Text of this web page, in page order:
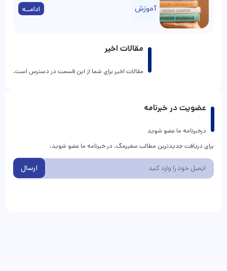
مقالات اخیر
مقالات اخیر برای شما از این قسمت در دسترس است.
آموزش ادامــه
عضویت در خبرنامه
درخبرنامه ما عضو شوید
برای دریافت جدیدترین مطالب سفیرمگ، در خبرنامه ما عضو شوید.
ارسال